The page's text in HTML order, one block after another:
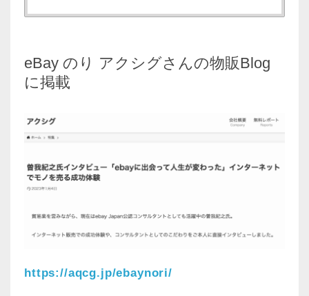
eBay のり アクシグさんの物販Blog
に掲載
https://aqcg.jp/ebaynori/